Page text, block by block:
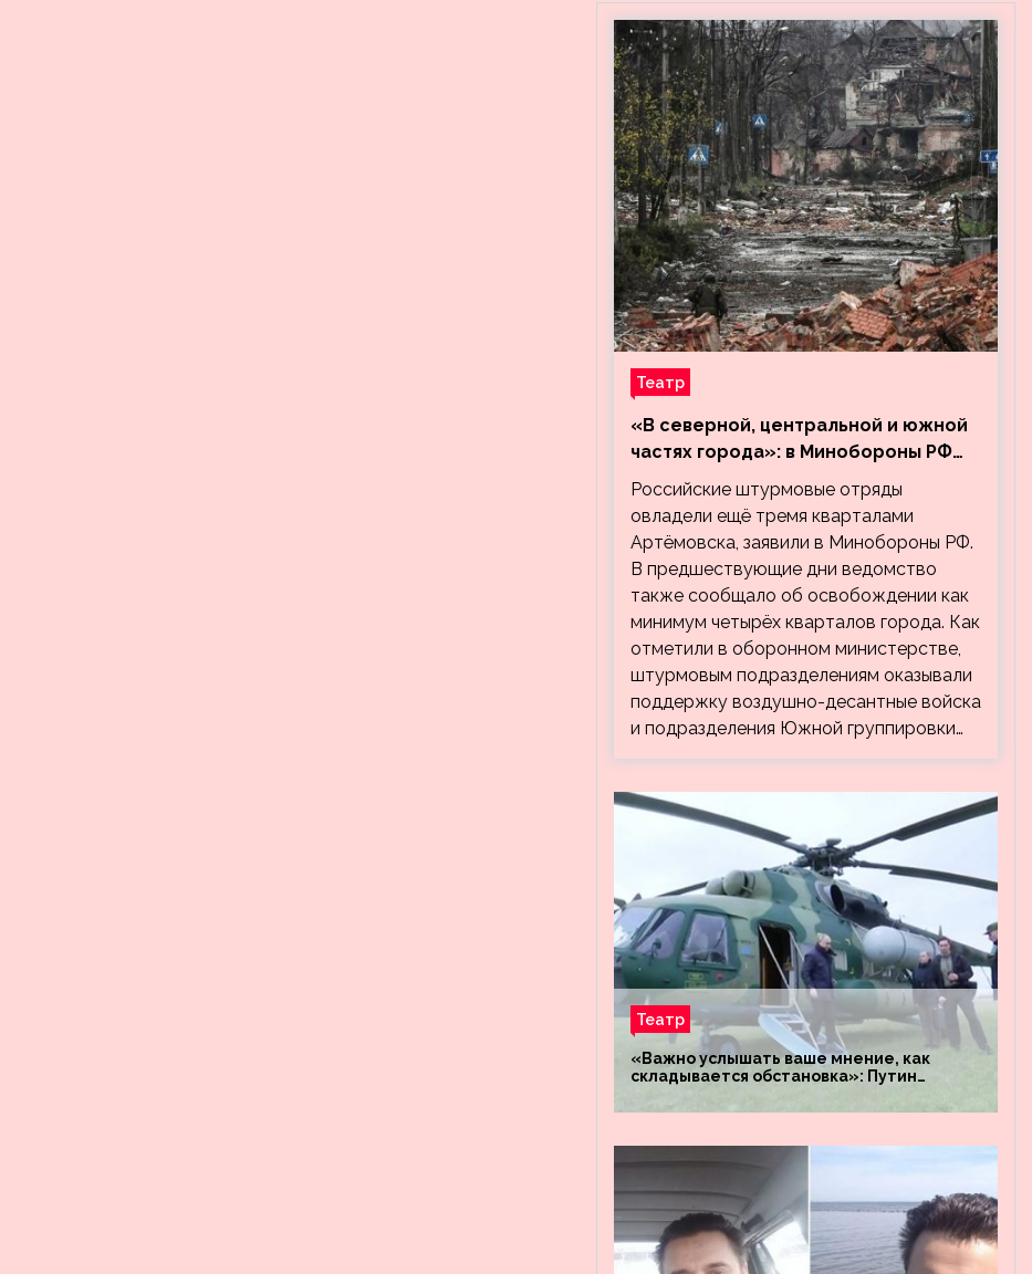
Театр
«В северной, центральной и южной
частях города»: в Минобороны РФ
заявили об освобождении ещё трёх
кварталов Артёмовска
Российские штурмовые отряды
овладели ещё тремя кварталами
Артёмовска, заявили в Минобороны РФ.
В предшествующие дни ведомство
также сообщало об освобождении как
минимум четырёх кварталов города. Как
отметили в оборонном министерстве,
штурмовым подразделениям оказывали
поддержку воздушно-десантные войска
и подразделения Южной группировки…
Театр
«Важно услышать ваше мнение, как
складывается обстановка»: Путин
«Днепр» и «Восток»